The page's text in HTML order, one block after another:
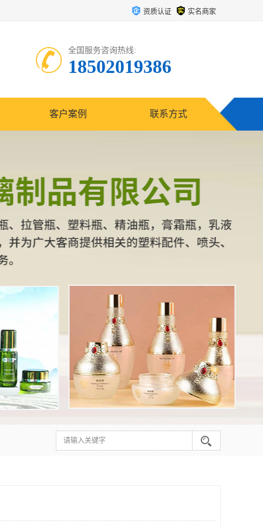
资质认证 实名商家
全国服务咨询热线:
18502019386
客户案例 联系方式